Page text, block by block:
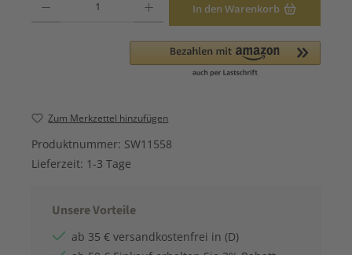
In den Warenkorb
Zum Merkzettel hinzufügen
Produktnummer: SW11558
Lieferzeit: 1-3 Tage
Unsere Vorteile
ab 35 € versandkostenfrei in (D)